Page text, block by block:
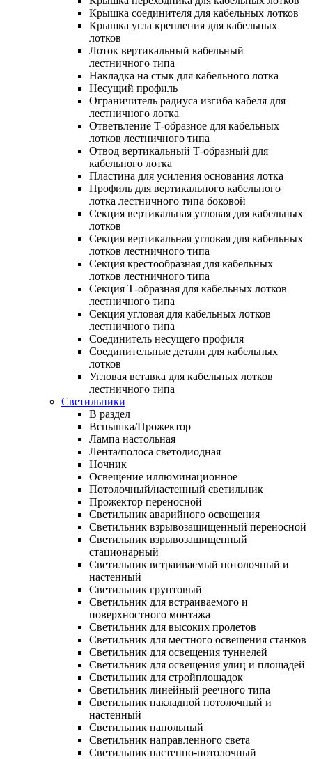
Крышка соединителя для кабельных лотков
Крышка угла крепления для кабельных
лотков
Лоток вертикальный кабельный
лестничного типа
Накладка на стык для кабельного лотка
Несущий профиль
Ограничитель радиуса изгиба кабеля для
лестничного лотка
Ответвление Т-образное для кабельных
лотков лестничного типа
Отвод вертикальный Т-образный для
кабельного лотка
Пластина для усиления основания лотка
Профиль для вертикального кабельного
лотка лестничного типа боковой
Секция вертикальная угловая для кабельных
лотков
Секция вертикальная угловая для кабельных
лотков лестничного типа
Секция крестообразная для кабельных
лотков лестничного типа
Секция Т-образная для кабельных лотков
лестничного типа
Секция угловая для кабельных лотков
лестничного типа
Соединитель несущего профиля
Соединительные детали для кабельных
лотков
Угловая вставка для кабельных лотков
лестничного типа
Светильники
В раздел
Вспышка/Прожектор
Лампа настольная
Лента/полоса светодиодная
Ночник
Освещение иллюминационное
Потолочный/настенный светильник
Прожектор переносной
Светильник аварийного освещения
Светильник взрывозащищенный переносной
Светильник взрывозащищенный
стационарный
Светильник встраиваемый потолочный и
настенный
Светильник грунтовый
Светильник для встраиваемого и
поверхностного монтажа
Светильник для высоких пролетов
Светильник для местного освещения станков
Светильник для освещения туннелей
Светильник для освещения улиц и площадей
Светильник для стройплощадок
Светильник линейный реечного типа
Светильник накладной потолочный и
настенный
Светильник напольный
Светильник направленного света
Светильник настенно-потолочный